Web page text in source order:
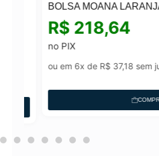
BOLSA MOANA LARANJA
R$218,64
no PIX
ou em 6x de R$37,18sem juros
COMPRAR